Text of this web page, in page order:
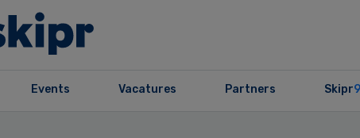
Events Vacatures Partners Skipr